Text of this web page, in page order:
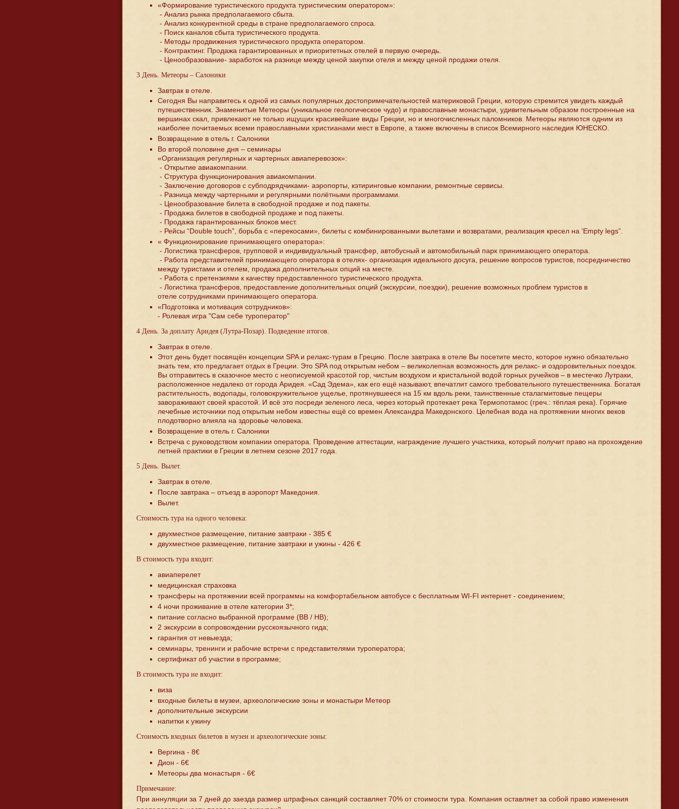
«Формирование туристического продукта туристическим оператором»:
- Анализ рынка предполагаемого сбыта.
- Анализ конкурентной среды в стране предполагаемого спроса.
- Поиск каналов сбыта туристического продукта.
- Методы продвижения туристического продукта оператором.
- Контрактинг. Продажа гарантированных и приоритетных отелей в первую очередь.
- Ценообразование- заработок на разнице между ценой закупки отеля и между ценой продажи отеля.
3 День. Метеоры – Салоники
Завтрак в отеле.
Сегодня Вы направитесь к одной из самых популярных достопримечательностей материковой Греции, которую стремится увидеть каждый
путешественник. Знаменитые Метеоры (уникальное геологическое чудо) и православные монастыри, удивительным образом построенные на
вершинах скал, привлекают не только ищущих красивейшие виды Греции, но и многочисленных паломников. Метеоры являются одним из
наиболее почитаемых всеми православными христианами мест в Европе, а также включены в список Всемирного наследия ЮНЕСКО.
Возвращение в отель г. Салоники
Во второй половине дня – семинары
«Организация регулярных и чартерных авиаперевозок»:
- Открытие авиакомпании.
- Структура функционирования авиакомпании.
- Заключение договоров с субподрядчиками- аэропорты, кэтиринговые компании, ремонтные сервисы.
- Разница между чартерными и регулярными полётными программами.
- Ценообразование билета в свободной продаже и под пакеты.
- Продажа билетов в свободной продаже и под пакеты.
- Продажа гарантированных блоков мест.
- Рейсы “Double touch”, борьба с «перекосами», билеты с комбинированными вылетами и возвратами, реализация кресел на 'Empty legs”.
« Функционирование принимающего оператора»:
- Логистика трансферов, групповой и индивидуальный трансфер, автобусный и автомобильный парк принимающего оператора.
- Работа представителей принимающего оператора в отелях- организация идеального досуга, решение вопросов туристов, посредничество
между туристами и отелем, продажа дополнительных опций на месте.
- Работа с претензиями к качеству предоставленного туристического продукта.
- Логистика трансферов, предоставление дополнительных опций (экскурсии, поездки), решение возможных проблем туристов в
отеле сотрудниками принимающего оператора.
«Подготовка и мотивация сотрудников»:
- Ролевая игра "Сам себе туроператор"
4 День. За доплату Аридея (Лутра-Позар). Подведение итогов.
Завтрак в отеле.
Этот день будет посвящён концепции SPA и релакс-турам в Грецию. После завтрака в отеле Вы посетите место, которое нужно обязательно
знать тем, кто предлагает отдых в Греции. Это SPA под открытым небом – великолепная возможность для релакс- и оздоровительных поездок.
Вы отправитесь в сказочное место с неописуемой красотой гор, чистым воздухом и кристальной водой горных ручейков – в местечко Лутраки,
расположенное недалеко от города Аридея. «Сад Эдема», как его ещё называют, впечатлит самого требовательного путешественника. Богатая
растительность, водопады, головокружительное ущелье, протянувшееся на 15 км вдоль реки, таинственные сталагмитовые пещеры
завораживают своей красотой. И всё это посреди зеленого леса, через который протекает река Термопотамос (греч.: тёплая река). Горячие
лечебные источники под открытым небом известны ещё со времен Александра Македонского. Целебная вода на протяжении многих веков
плодотворно влияла на здоровье человека.
Возвращение в отель г. Салоники
Встреча с руководством компании оператора. Проведение аттестации, награждение лучшего участника, который получит право на прохождение
летней практики в Греции в летнем сезоне 2017 года.
5 День. Вылет.
Завтрак в отеле.
После завтрака – отъезд в аэропорт Македония.
Вылет.
Стоимость тура на одного человека:
двухместное размещение, питание завтраки - 385 €
двухместное размещение, питание завтраки и ужины - 426 €
В стоимость тура входит:
авиаперелет
медицинская страховка
трансферы на протяжении всей программы на комфортабельном автобусе с бесплатным WI-FI интернет - соединением;
4 ночи проживание в отеле категории 3*;
питание согласно выбранной программе (ΒΒ / ΗΒ);
2 экскурсии в сопровождении русскоязычного гида;
гарантия от невыезда;
семинары, тренинги и рабочие встречи с представителями туроператора;
сертификат об участии в программе;
В стоимость тура не входит:
виза
входные билеты в музеи, археологические зоны и монастыри Метеор
дополнительные экскурсии
напитки к ужину
Стоимость входных билетов в музеи и археологические зоны:
Вергина - 8€
Дион - 6€
Метеоры два монастыря - 6€
Примечание:
При аннуляции за 7 дней до заезда размер штрафных санкций составляет 70% от стоимости тура. Компания оставляет за собой право изменения